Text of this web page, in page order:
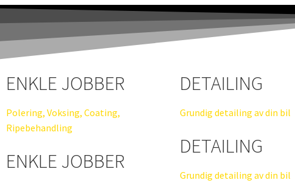
ENKLE JOBBER
Polering, Voksing, Coating,
Ripebehandling
ENKLE JOBBER
DETAILING
Grundig detailing av din bil
DETAILING
Grundig detailing av din bil